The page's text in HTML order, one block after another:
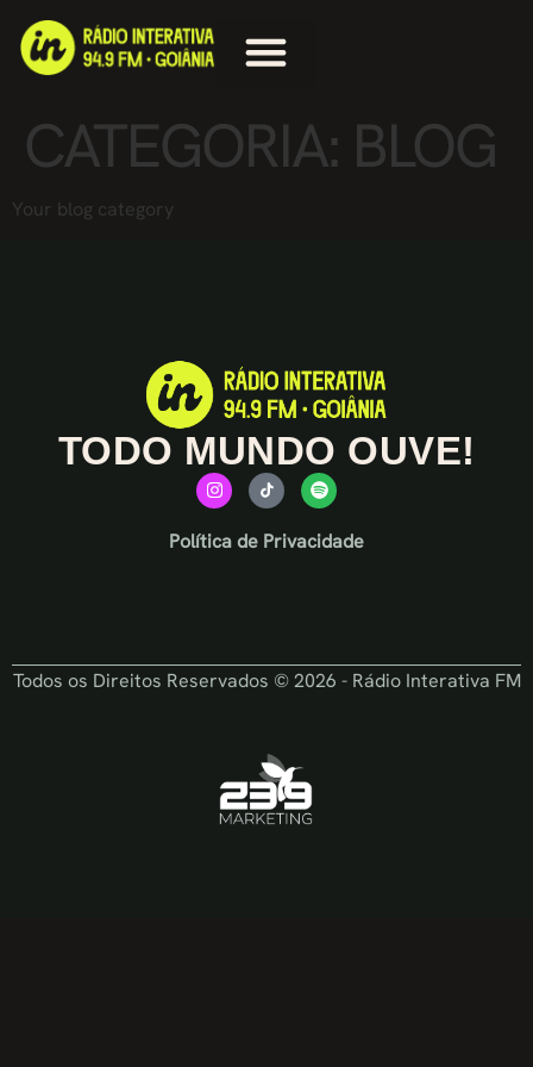
CATEGORIA: BLOG
Your blog category
TODO MUNDO OUVE!
Política de Privacidade
Todos os Direitos Reservados © 2026 - Rádio Interativa FM